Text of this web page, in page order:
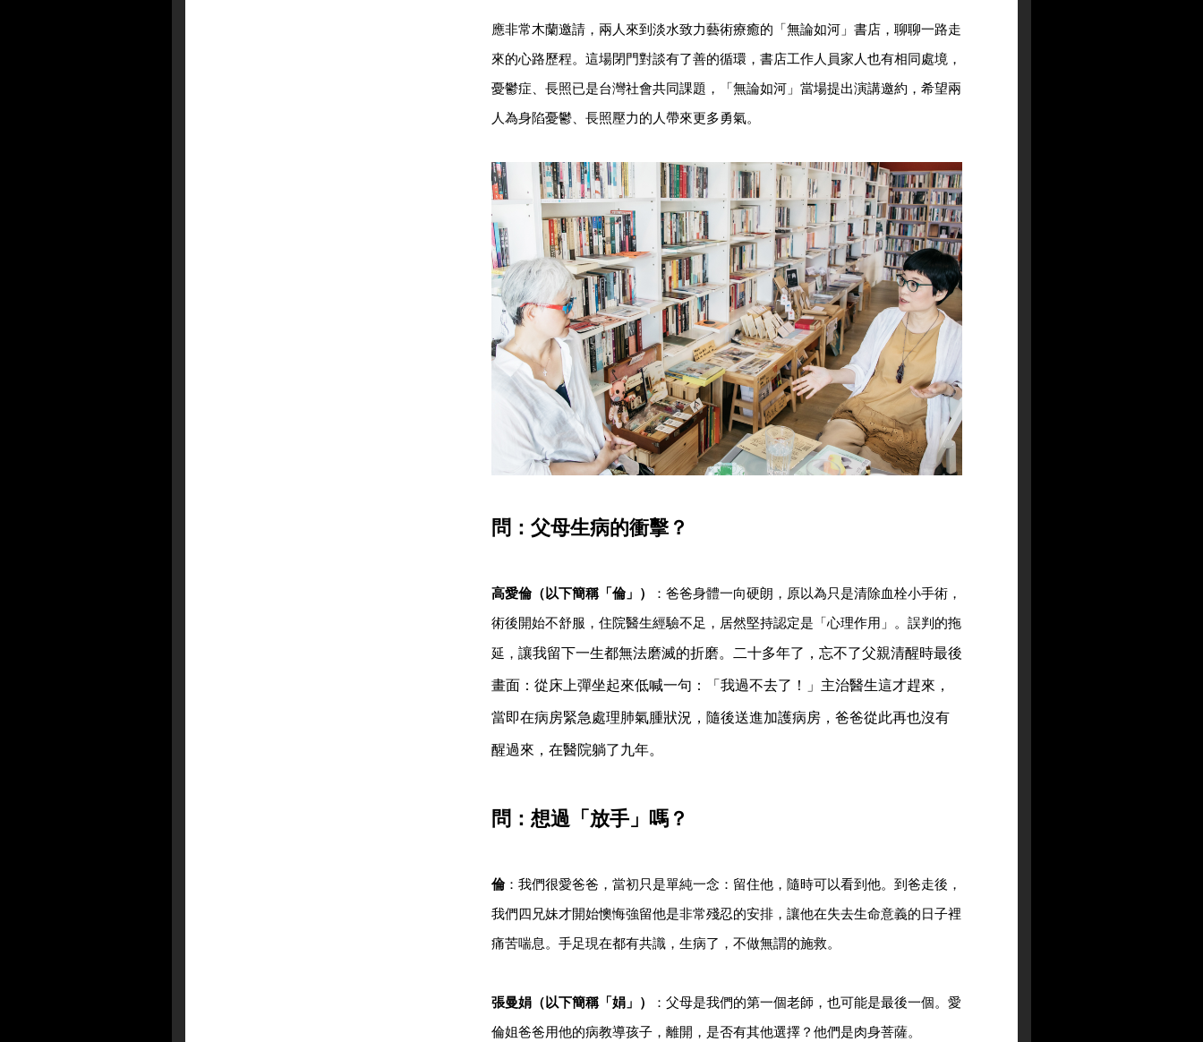
應非常木蘭邀請，兩人來到淡水致力藝術療癒的「無論如河」書店，聊聊一路走
來的心路歷程。這場閉門對談有了善的循環，書店工作人員家人也有相同處境，
憂鬱症、長照已是台灣社會共同課題，「無論如河」當場提出演講邀約，希望兩
人為身陷憂鬱、長照壓力的人帶來更多勇氣。
問：父母生病的衝擊？
高愛倫（以下簡稱「倫」）
：爸爸身體一向硬朗，原以為只是清除血栓小手術，
術後開始不舒服，住院醫生經驗不足，居然堅持認定是「心理作用」。誤判的拖
延， 讓我留下一生都無法磨滅的折磨。二十多年了，忘不了父親清醒時最後
畫面：從床上彈坐起來低喊一句：「我過不去了！」主治醫生這才趕來，
當即在病房緊急處理肺氣腫狀況，隨後送進加護病房，爸爸從此再也沒有
醒過來，在醫院躺了九年。
問：想過「放手」嗎？
倫：我們很愛爸爸，當初只是單純一念：留住他，隨時可以看到他。到爸走後，
我們四兄妹才開始懊悔強留他是非常殘忍的安排，讓他在失去生命意義的日子裡
痛苦喘息。手足現在都有共識，生病了，不做無謂的施救。
張曼娟（以下簡稱「娟」）
：父母是我們的第一個老師，也可能是最後一個。愛
倫姐爸爸用他的病教導孩子，離開，是否有其他選擇？他們是肉身菩薩。